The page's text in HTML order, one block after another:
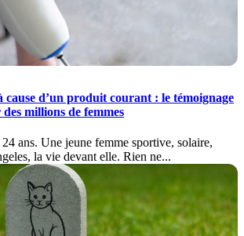
cause d’un produit courant : le témoignage
millions de femmes
ans. Une jeune femme sportive, solaire,
la vie devant elle. Rien ne...